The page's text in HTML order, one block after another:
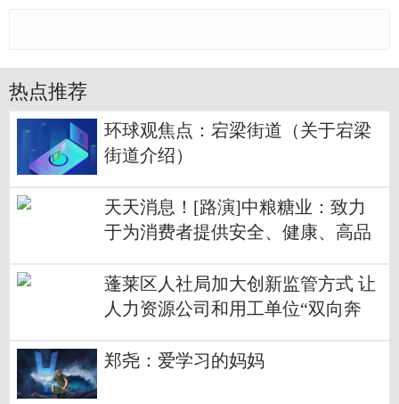
热点推荐
环球观焦点：宕梁街道（关于宕梁
街道介绍）
天天消息！[路演]中粮糖业：致力
于为消费者提供安全、健康、高品
蓬莱区人社局加大创新监管方式 让
人力资源公司和用工单位“双向奔
郑尧：爱学习的妈妈